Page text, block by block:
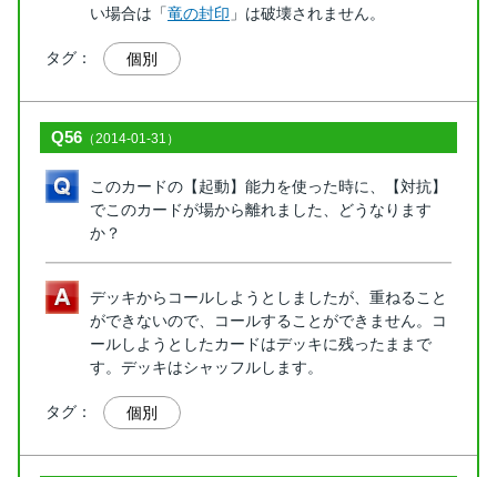
い場合は「竜の封印 」は破壊されません。
タグ： 個別
Q56 （2014-01-31）
このカードの【起動】能力を使った時に、【対抗】
でこのカードが場から離れました、どうなります
か？
デッキからコールしようとしましたが、重ねること
ができないので、コールすることができません。コ
ールしようとしたカードはデッキに残ったままで
す。デッキはシャッフルします。
タグ： 個別